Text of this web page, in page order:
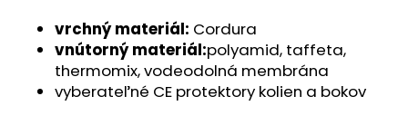
hviezdičiek.
vrchný materiál: Cordura
vnútorný materiál:polyamid, taffeta,
thermomix, vodeodolná membrána
vyberateľné CE protektory kolien a bokov
HĽADAŤ